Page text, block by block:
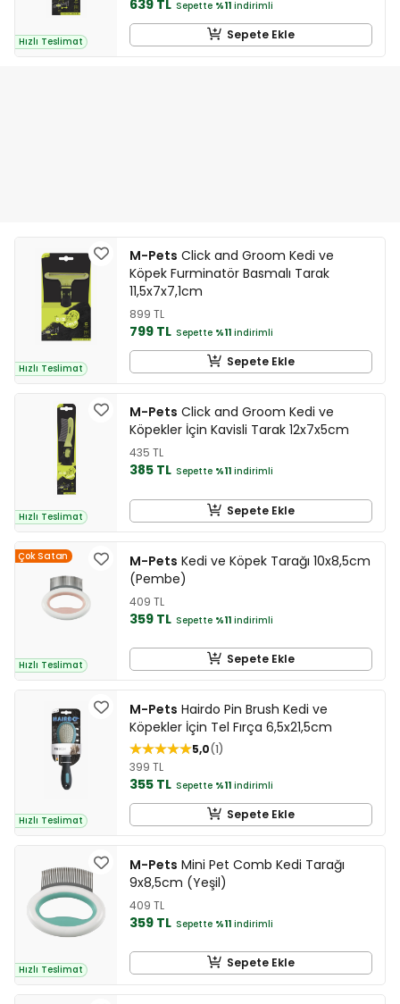
Hızlı Teslimat
639 TL Sepette %11 indirimli
Sepete Ekle
Hızlı Teslimat
M-Pets Click and Groom Kedi ve
Köpek Furminatör Basmalı Tarak
11,5x7x7,1cm
899 TL
799 TL Sepette %11 indirimli
Sepete Ekle
Hızlı Teslimat
M-Pets Click and Groom Kedi ve
Köpekler İçin Kavisli Tarak 12x7x5cm
435 TL
385 TL Sepette %11 indirimli
Sepete Ekle
Çok Satan
Hızlı Teslimat
M-Pets Kedi ve Köpek Tarağı 10x8,5cm
(Pembe)
409 TL
359 TL Sepette %11 indirimli
Sepete Ekle
Hızlı Teslimat
M-Pets Hairdo Pin Brush Kedi ve
Köpekler İçin Tel Fırça 6,5x21,5cm
5,0 1
399 TL
355 TL Sepette %11 indirimli
Sepete Ekle
Hızlı Teslimat
M-Pets Mini Pet Comb Kedi Tarağı
9x8,5cm (Yeşil)
409 TL
359 TL Sepette %11 indirimli
Sepete Ekle